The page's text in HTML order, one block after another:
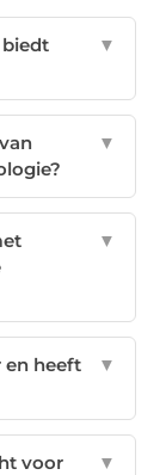
▼
▼
▼
en heeft
▼
voor
▼